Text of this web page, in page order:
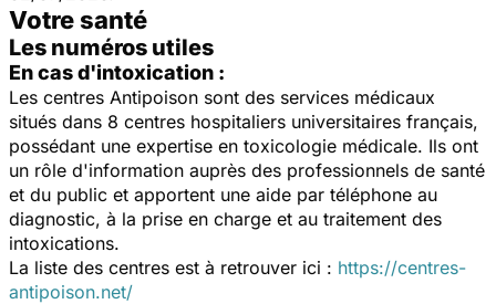
Votre santé
Les numéros utiles
En cas d'intoxication :
Les centres Antipoison sont des services médicaux
situés dans 8 centres hospitaliers universitaires français,
possédant une expertise en toxicologie médicale. Ils ont
un rôle d'information auprès des professionnels de santé
et du public et apportent une aide par téléphone au
diagnostic, à la prise en charge et au traitement des
intoxications.
La liste des centres est à retrouver ici : https://centres-
antipoison.net/